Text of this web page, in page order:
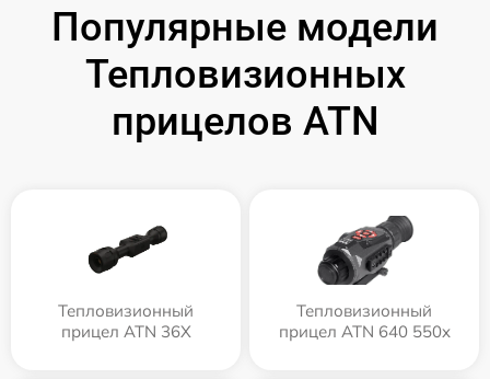
Популярные модели
Тепловизионных
прицелов ATN
Тепловизионный
прицел ATN 36X
Тепловизионный
прицел ATN 640 550x